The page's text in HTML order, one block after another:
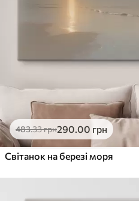
483.33грн290.00 грн
Світанок на березі моря